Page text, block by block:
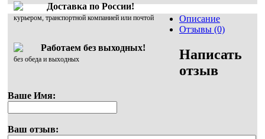
Доставка по России!
курьером, транспортной компанией или почтой
Работаем без выходных!
без обеда и выходных
Описание
Отзывы (0)
Написать
отзыв
Ваше Имя:
Ваш отзыв: